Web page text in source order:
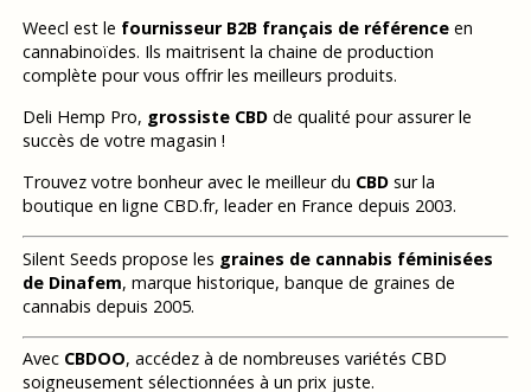
Weecl est le fournisseur B2B français de référenceen
cannabinoïdes. Ils maitrisent la chaine de production
complète pour vous offrir les meilleurs produits.
Deli Hemp Pro, grossiste CBDde qualité pour assurer le
succès de votre magasin !
Trouvez votre bonheur avec le meilleur du CBDsur la
boutique en ligne CBD.fr, leader en France depuis 2003.
Silent Seeds propose les graines de cannabis féminisées
de Dinafem, marque historique, banque de graines de
cannabis depuis 2005.
Avec CBDOO, accédez à de nombreuses variétés CBD
soigneusement sélectionnées à un prix juste.